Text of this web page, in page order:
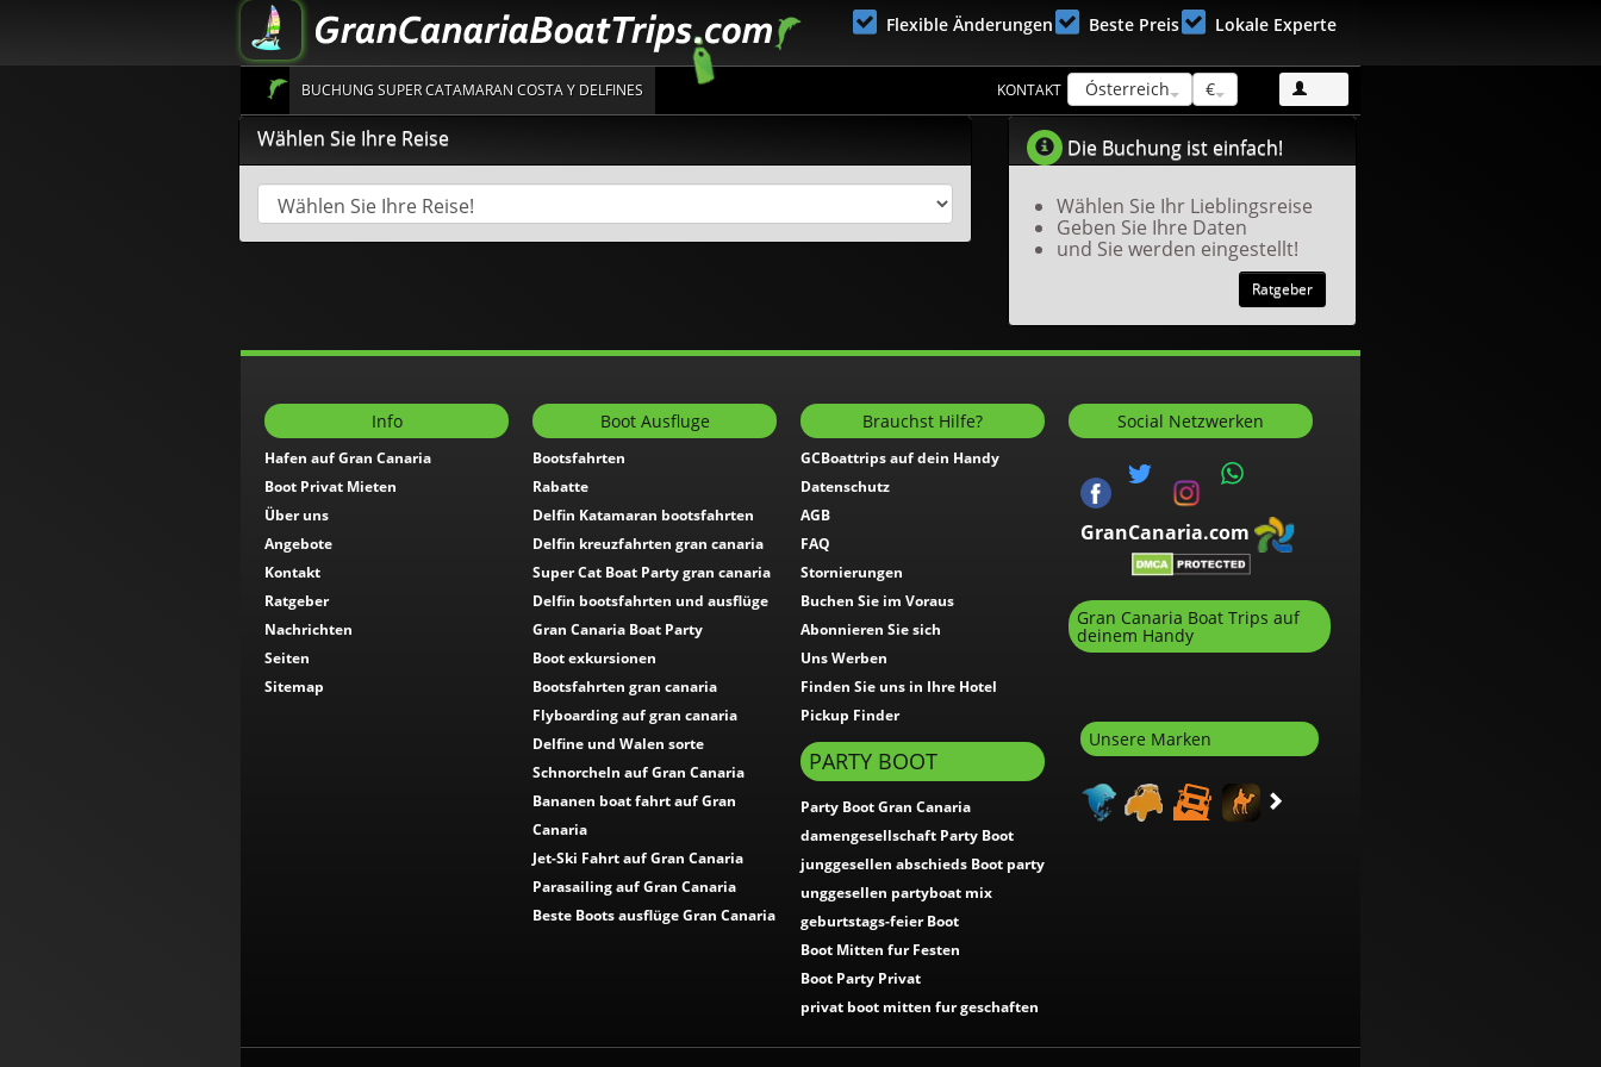
Flexible Änderungen Beste Preis Lokale Experte
BUCHUNG SUPER CATAMARAN COSTA Y DELFINES KONTAKT Ósterreich €
Wählen Sie Ihre Reise Die Buchung ist einfach!
Wählen Sie Ihr Lieblingsreise
Geben Sie Ihre Daten
und Sie werden eingestellt!
Ratgeber
Info
Hafen auf Gran Canaria
Boot Privat Mieten
Über uns
Angebote
Kontakt
Ratgeber
Nachrichten
Seiten
Sitemap
Boot Ausfluge
Bootsfahrten
Rabatte
Delfin Katamaran bootsfahrten
Delfin kreuzfahrten gran canaria
Super Cat Boat Party gran canaria
Delfin bootsfahrten und ausflüge
Gran Canaria Boat Party
Boot exkursionen
Bootsfahrten gran canaria
Flyboarding auf gran canaria
Delfine und Walen sorte
Schnorcheln auf Gran Canaria
Bananen boat fahrt auf Gran
Canaria
Jet-Ski Fahrt auf Gran Canaria
Parasailing auf Gran Canaria
Beste Boots ausflüge Gran Canaria
Brauchst Hilfe?
GCBoattrips auf dein Handy
Datenschutz
AGB
FAQ
Stornierungen
Buchen Sie im Voraus
Abonnieren Sie sich
Uns Werben
Finden Sie uns in Ihre Hotel
Pickup Finder
PARTY BOOT
Party Boot Gran Canaria
damengesellschaft Party Boot
junggesellen abschieds Boot party
unggesellen partyboat mix
geburtstags-feier Boot
Boot Mitten fur Festen
Boot Party Privat
privat boot mitten fur geschaften
Social Netzwerken
GranCanaria.com
Gran Canaria Boat Trips auf
deinem Handy
Unsere Marken